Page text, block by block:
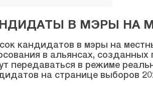
В МЭРЫ НА
кандидатов в мэры на
в альянсах,
передаваться в режиме
на странице выборов